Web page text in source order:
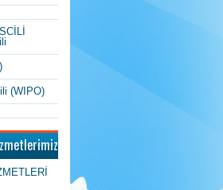
(WIPO)